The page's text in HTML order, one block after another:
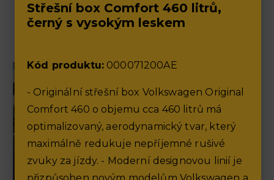
18.5.2026
Střešní box Comfort 460 litrů,
černý s vysokým leskem
Kód produktu:000071200AE
- Originální střešní box Volkswagen Original
Comfort 460 o objemu cca 460 litrů má
optimalizovaný, aerodynamický tvar, který
maximálně redukuje nepříjemné rušivé
zvuky za jízdy. - Moderní designovou linií je